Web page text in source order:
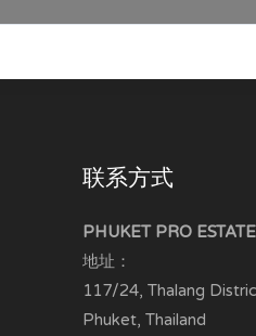
联系方式
PHUKET PRO
地址：
117/24, Thalang
Phuket, Thailand